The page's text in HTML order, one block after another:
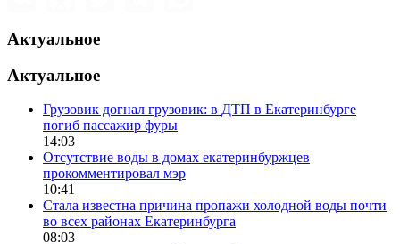
Актуальное
Актуальное
Грузовик догнал грузовик: в ДТП в Екатеринбурге
погиб пассажир фуры
14:03
Отсутствие воды в домах екатеринбуржцев
прокомментировал мэр
10:41
Стала известна причина пропажи холодной воды почти
во всех районах Екатеринбурга
08:03